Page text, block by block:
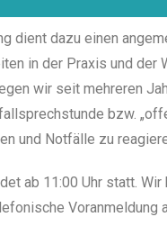
dient dazu einen
in der Praxis und der
wir seit mehreren
bzw.
und Notfälle zu
ab 11:00 Uhr statt.
Voranmeldung